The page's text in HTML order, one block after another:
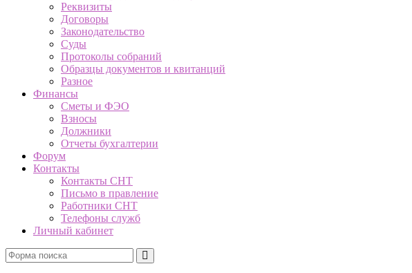
Реквизиты
Договоры
Законодательство
Суды
Протоколы собраний
Образцы документов и квитанций
Разное
Финансы
Сметы и ФЭО
Взносы
Должники
Отчеты бухгалтерии
Форум
Контакты
Контакты СНТ
Письмо в правление
Работники СНТ
Телефоны служб
Личный кабинет